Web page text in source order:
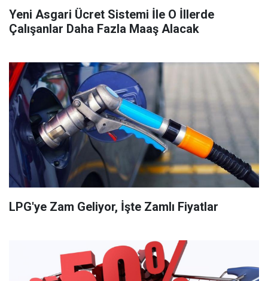
Yeni Asgari Ücret Sistemi İle O İllerde
Çalışanlar Daha Fazla Maaş Alacak
LPG'ye Zam Geliyor, İşte Zamlı Fiyatlar